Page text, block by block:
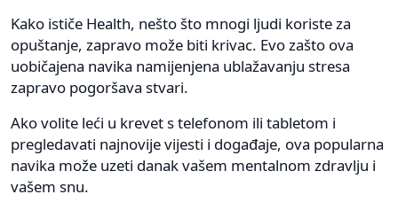
Kako ističe Health, nešto što mnogi ljudi koriste za
opuštanje, zapravo može biti krivac. Evo zašto ova
uobičajena navika namijenjena ublažavanju stresa
zapravo pogoršava stvari.
Ako volite leći u krevet s telefonom ili tabletom i
pregledavati najnovije vijesti i događaje, ova popularna
navika može uzeti danak vašem mentalnom zdravlju i
vašem snu.